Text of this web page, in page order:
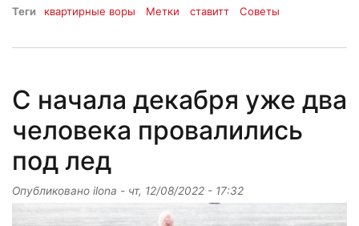
Теги квартирные воры Метки ставитт Советы
С начала декабря уже два
человека провалились
под лед
Опубликовано ilona - чт, 12/08/2022 - 17:32